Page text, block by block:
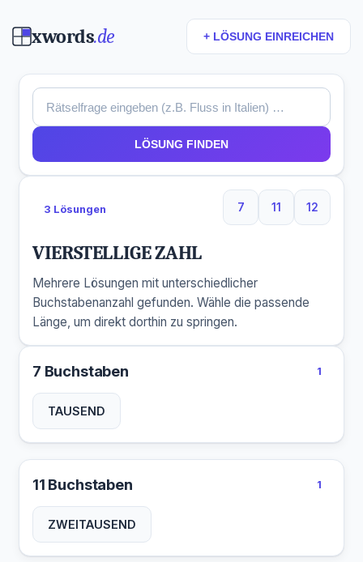
xwords.de + LÖSUNG EINREICHEN
LÖSUNG FINDEN
3 Lösungen 7
7 Buchstaben
11
11 Buchstaben
12
12
VIERSTELLIGE ZAHL
Mehrere Lösungen mit unterschiedlicher
Buchstabenanzahl gefunden. Wähle die passende
Länge, um direkt dorthin zu springen.
7 Buchstaben 1
TAUSEND
11 Buchstaben 1
ZWEITAUSEND